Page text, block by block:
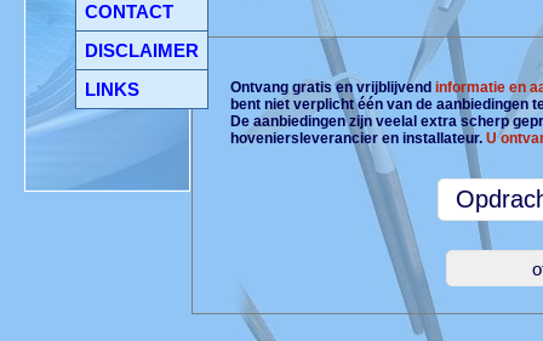
CONTACT
DISCLAIMER
LINKS
Ontvang gratis en vrijblijvendinformatie en
bent niet verplicht één van de aanbiedingen
De aanbiedingen zijn veelal extra scherp
hoveniersleverancier en installateur.U